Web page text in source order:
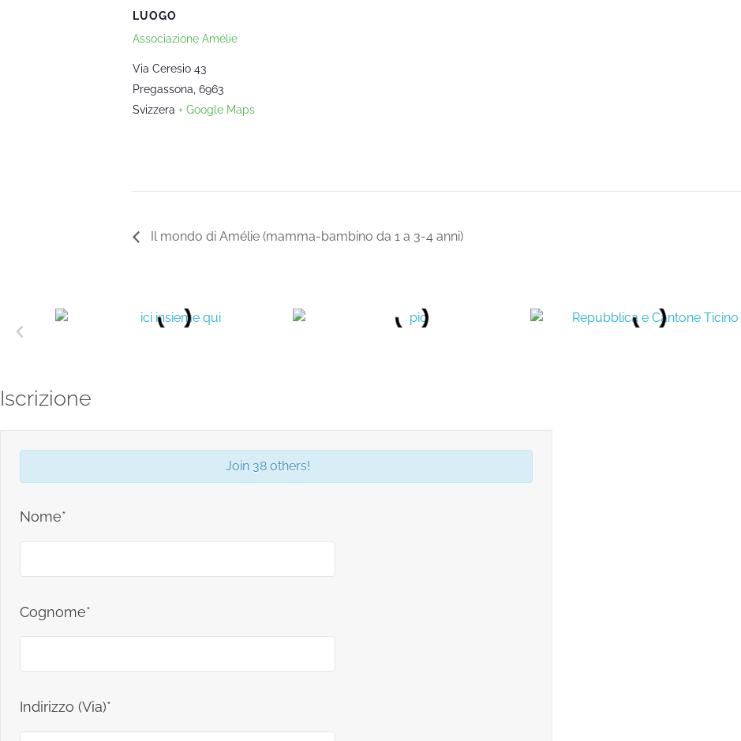
LUOGO
Associazione Amélie
Via Ceresio 43
Pregassona 6963
Svizzera + Google Maps
Il mondo di Amélie (mamma-bambino da 1 a 3-4 anni)
Iscrizione
Join 38 others!
Nome*
Cognome*
Indirizzo (Via)*